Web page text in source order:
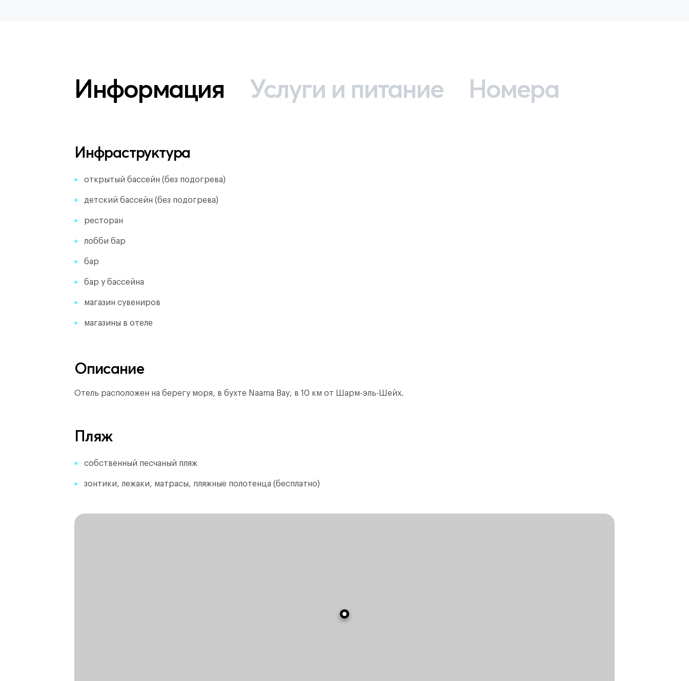
Информация Услуги и питание Номера
Инфраструктура
открытый бассейн (без подогрева)
детский бассейн (без подогрева)
ресторан
лобби бар
бар
бар у бассейна
магазин сувениров
магазины в отеле
Описание
Отель расположен на берегу моря, в бухте Naama Bay, в 10 км от Шарм-эль-Шейх.
Пляж
собственный песчаный пляж
зонтики, лежаки, матрасы, пляжные полотенца (бесплатно)